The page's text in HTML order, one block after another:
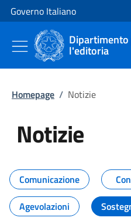
Vai al contenuto
Vai alla navigazione del sito
Governo Italiano
l'editoria
Homepage / Notizie
Notizie
Tutti i
Comunicazione
Agevolazioni